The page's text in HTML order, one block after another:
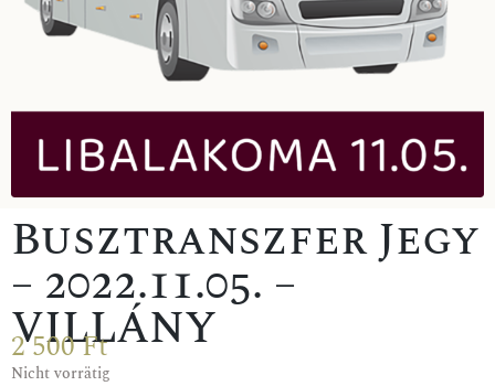
Busztranszfer Jegy
– 2022.11.05. –
VILLÁNY
2 500Ft
Nicht vorrätig